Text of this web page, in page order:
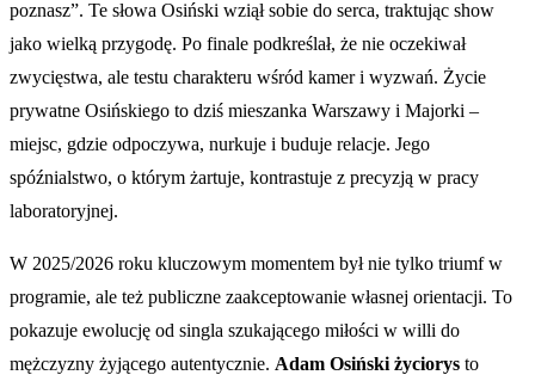
poznasz”. Te słowa Osiński wziął sobie do serca, traktując show
jako wielką przygodę. Po finale podkreślał, że nie oczekiwał
zwycięstwa, ale testu charakteru wśród kamer i wyzwań. Życie
prywatne Osińskiego to dziś mieszanka Warszawy i Majorki –
miejsc, gdzie odpoczywa, nurkuje i buduje relacje. Jego
spóźnialstwo, o którym żartuje, kontrastuje z precyzją w pracy
laboratoryjnej.
W 2025/2026 roku kluczowym momentem był nie tylko triumf w
programie, ale też publiczne zaakceptowanie własnej orientacji. To
pokazuje ewolucję od singla szukającego miłości w willi do
mężczyzny żyjącego autentycznie. Adam Osiński życiorys to